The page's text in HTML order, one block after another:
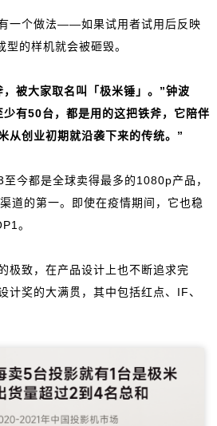
一个做法——如果试用者试用后反映
型的样机就会被砸毁。
被大家取名叫「极米锤」。”钟波
有50台，都是用的这把铁斧，它陪伴
从创业初期就沿袭下来的传统。”
今都是全球卖得最多的1080p产品，
道的第一。即使在疫情期间，它也稳
。
极致，在产品设计上也不断追求完
计奖的大满贯，其中包括红点、IF、